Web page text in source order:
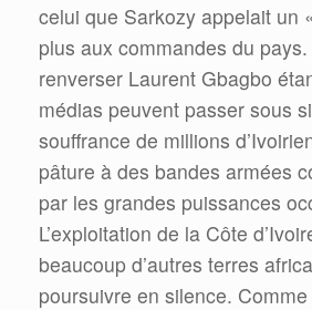
celui que Sarkozy appelait un
plus aux commandes du pays.
renverser Laurent Gbagbo
médias peuvent passer sous
souffrance de millions
pâture à des bandes armées
par les grandes puissances
L’exploitation de la Côte
beaucoup d’autres terres
poursuivre en silence. Comme